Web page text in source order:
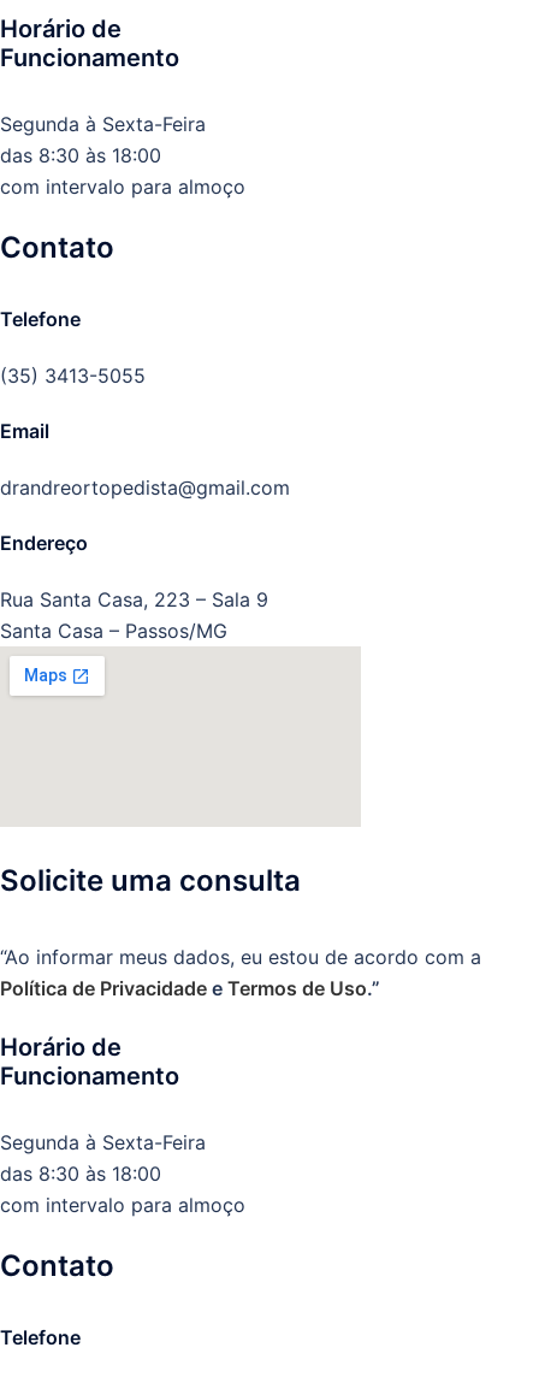
Horário de
Funcionamento
Segunda à Sexta-Feira
das 8:30 às 18:00
com intervalo para almoço
Contato
Telefone
(35) 3413-5055
Email
drandreortopedista@gmail.com
Endereço
Rua Santa Casa, 223 – Sala 9
Santa Casa – Passos/MG
Solicite uma consulta
“Ao informar meus dados, eu estou de acordo com a
Política de Privacidade e Termos de Uso.”
Horário de
Funcionamento
Segunda à Sexta-Feira
das 8:30 às 18:00
com intervalo para almoço
Contato
Telefone